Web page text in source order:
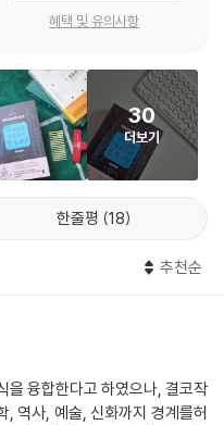
그럴까?
과자는 무엇일까?
?
가 담겼을까?
일까?”, “귀신 씻나락 까먹는 소
없을까?”, “가냘픈 꽃 코스모스
소리를 낼까?”, “눈물의 맛은
에게 열등감을 느꼈을까?”,
까?”, “간달프의 지팡이는 무슨
로는 기발하고 때로는 엉뚱하
서 출발해 예술에서 해답을 찾
도 한다. 그래서 누구의 지식
가 된다. 인간의 답과 지식이
하다. 『내 인생의 배경지식 한
색하는 기본 교양서의 역할을 하
혜택 및 유의사항
30
더보기
한줄평 18
추천순
을 융합한다고 하였으나, 결코작
역사, 예술, 신화까지 경계를허